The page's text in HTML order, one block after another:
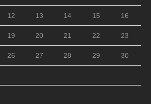
12 13 14 15 16
19 20 21 22 23
26 27 28 29 30